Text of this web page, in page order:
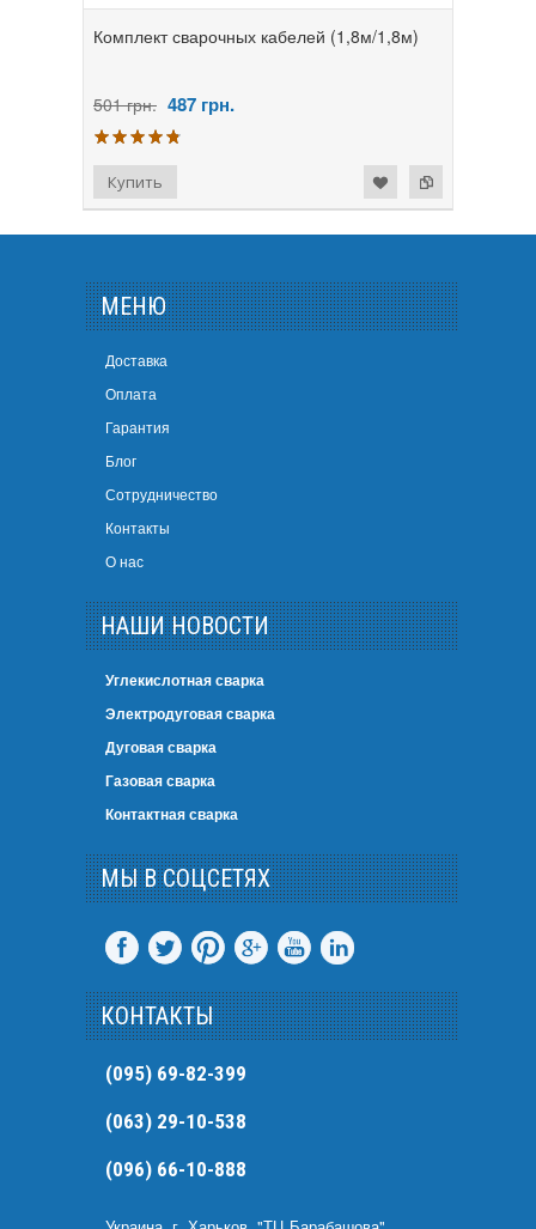
Комплект сварочных кабелей (1,8м/1,8м)
501 грн. 487 грн.
МЕНЮ
Доставка
Оплата
Гарантия
Блог
Сотрудничество
Контакты
О нас
НАШИ НОВОСТИ
Углекислотная сварка
Электродуговая сварка
Дуговая сварка
Газовая сварка
Контактная сварка
МЫ В СОЦСЕТЯХ
КОНТАКТЫ
(095) 69-82-399
(063) 29-10-538
(096) 66-10-888